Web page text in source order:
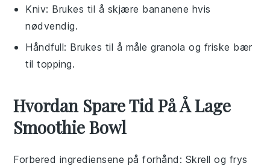
Kniv: Brukes til å skjære bananene hvis
nødvendig.
Håndfull: Brukes til å måle granola og friske bær
til topping.
Hvordan Spare Tid På Å Lage
Smoothie Bowl
Forbered ingrediensene på forhånd : Skrell og frys